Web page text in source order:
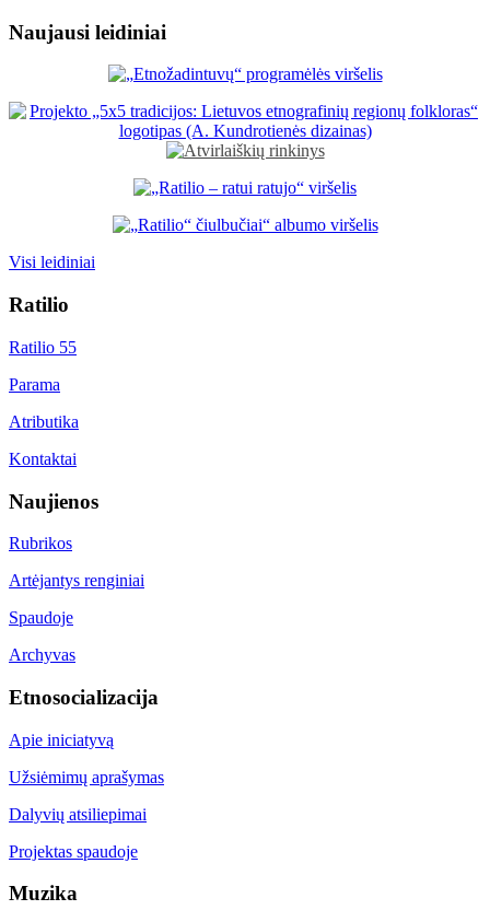
Naujausi leidiniai
Visi leidiniai
Ratilio
Ratilio 55
Parama
Atributika
Kontaktai
Naujienos
Rubrikos
Artėjantys renginiai
Spaudoje
Archyvas
Etnosocializacija
Apie iniciatyvą
Užsiėmimų aprašymas
Dalyvių atsiliepimai
Projektas spaudoje
Muzika